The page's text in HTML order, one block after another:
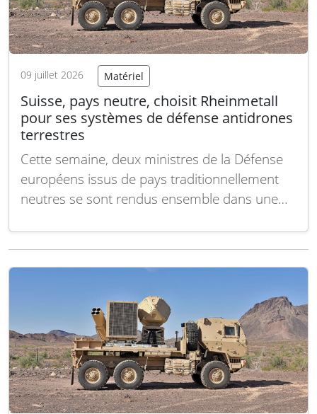
09 juillet 2026 Matériel
Suisse, pays neutre, choisit Rheinmetall
pour ses systèmes de défense antidrones
terrestres
Cette semaine, deux ministres de la Défense
européens issus de pays traditionnellement
neutres se sont rendus ensemble dans une
découvert illustre pourquoi une petite
de défense aérienne. Selon un communiqué
Lire la suite